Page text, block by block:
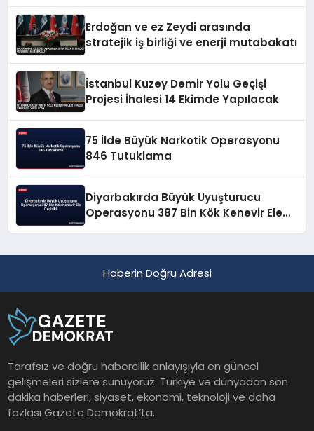
Erdoğan ve ez Zeydi arasında
stratejik iş birliği ve enerji mutabakatı
İstanbul Kuzey Demir Yolu Geçişi
Projesi İhalesi 14 Ekimde Yapılacak
75 İlde Büyük Narkotik Operasyonu
846 Tutuklama
Diyarbakırda Büyük Uyuşturucu
Operasyonu 387 Bin Kök Kenevir Ele
Haberin Doğru Adresi
Tarafsız ve doğru habercilik anlayışıyla en güncel
gelişmeleri sizlere sunuyoruz. Türkiye ve dünyadan son
dakika haberleri, siyaset, ekonomi, teknoloji ve daha
fazlası Gazete Demokrat’ta.